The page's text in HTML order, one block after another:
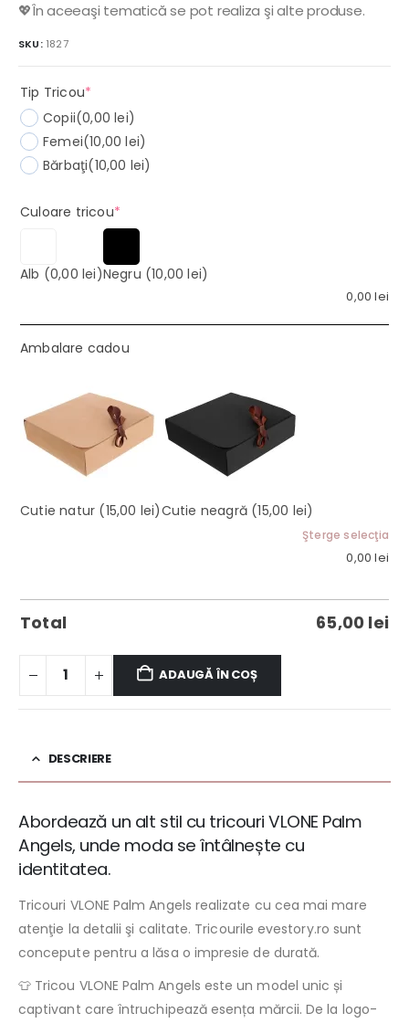
💖În aceeaşi tematică se pot realiza şi alte produse.
SKU: 1827
Tip Tricou*
Copii(0,00 lei)
Femei(10,00 lei)
Bărbaţi(10,00 lei)
Culoare tricou*(required)
Alb (0,00 lei)Negru (10,00 lei)
0,00lei
Ambalare cadou
Cutie natur (15,00 lei)Cutie neagră (15,00 lei)
Şterge selecţia
0,00lei
Total 65,00 lei
ADAUGĂ ÎN COȘ
DESCRIERE
Abordează un alt stil cu tricouri VLONE Palm
Angels, unde moda se întâlnește cu
identitatea.
Tricouri VLONE Palm Angels realizate cu cea mai mare
atenţie la detalii şi calitate. Tricourile evestory.ro sunt
concepute pentru a lăsa o impresie de durată.
👕 Tricou VLONE Palm Angels este un model unic și
captivant care întruchipează esența mărcii. De la logo-